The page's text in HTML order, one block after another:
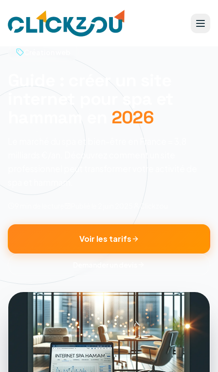
Guide : créer un site
internet pour spa et
hammam en
2026
Le marché du spa et bien-être en France = 3,8
milliards €/an. Découvrez comment un site
professionnel peut transformer votre activité de
spa et hammam.
Clickzou
Voir les tarifs